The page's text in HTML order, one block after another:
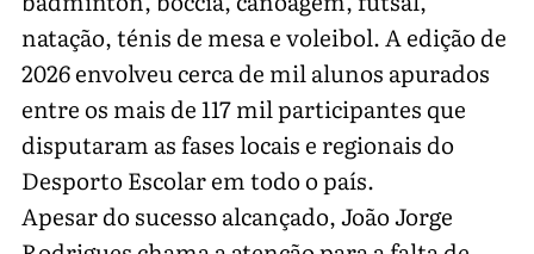
natação, ténis de mesa e voleibol. A edição de
2026 envolveu cerca de mil alunos apurados
entre os mais de 117 mil participantes que
disputaram as fases locais e regionais do
Desporto Escolar em todo o país.
Apesar do sucesso alcançado, João Jorge